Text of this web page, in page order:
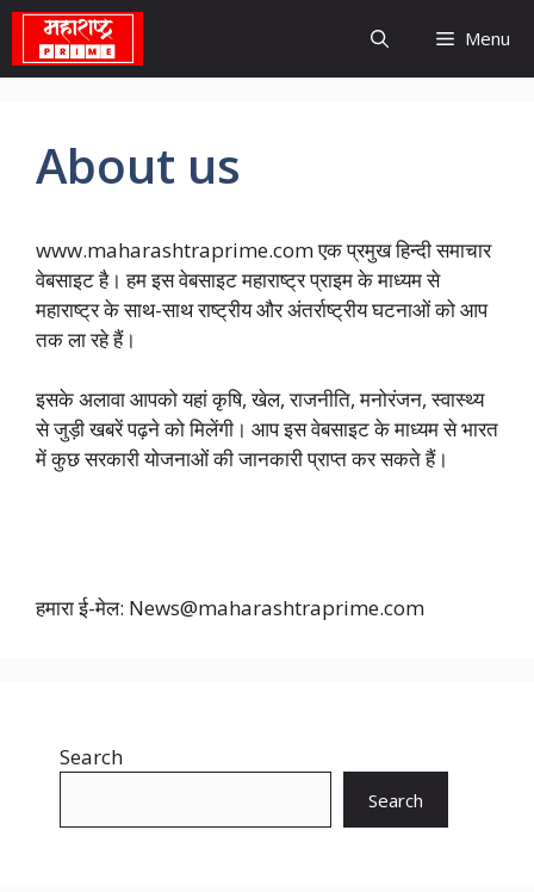
Skip
content
Menu
About us
www.maharashtraprime.com एक प्रमुख हिन्दी समाचार
वेबसाइट है। हम इस वेबसाइट महाराष्ट्र प्राइम के माध्यम से
महाराष्ट्र के साथ-साथ राष्ट्रीय और अंतर्राष्ट्रीय घटनाओं को आप
तक ला रहे हैं।
इसके अलावा आपको यहां कृषि, खेल, राजनीति, मनोरंजन, स्वास्थ्य
से जुड़ी खबरें पढ़ने को मिलेंगी। आप इस वेबसाइट के माध्यम से भारत
में कुछ सरकारी योजनाओं की जानकारी प्राप्त कर सकते हैं।
हमारा ई-मेल: News@maharashtraprime.com
Search
Search